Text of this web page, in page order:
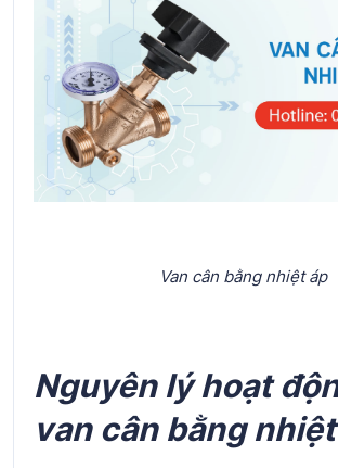
Van cân bằng nhiệt áp
Nguyên lý hoạt
van cân bằng